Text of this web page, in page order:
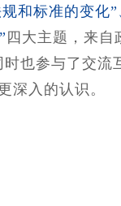
和标准的变化
四大主题，来自
也参与了交
深入的认识。